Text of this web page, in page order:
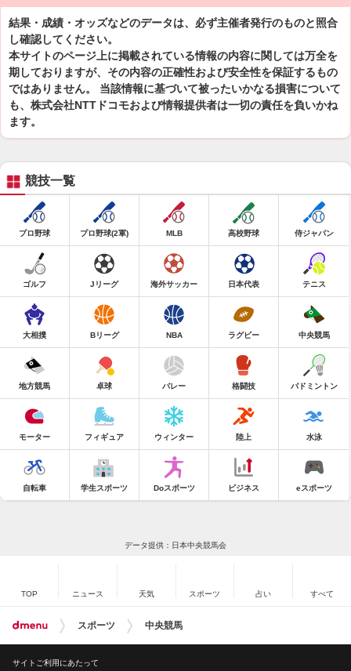
結果・成績・オッズなどのデータは、必ず主催者発行のものと照合
し確認してください。
本サイトのページ上に掲載されている情報の内容に関しては万全を
期しておりますが、その内容の正確性および安全性を保証するもの
ではありません。 当該情報に基づいて被ったいかなる損害について
も、株式会社NTTドコモおよび情報提供者は一切の責任を負いかね
ます。
競技一覧
プロ野球 プロ野球(2軍) MLB 高校野球 侍ジャパン
ゴルフ Jリーグ 海外サッカー 日本代表 テニス
大相撲 Bリーグ NBA ラグビー 中央競馬
地方競馬 卓球 バレー 格闘技 バドミントン
モーター フィギュア ウィンター 陸上 水泳
自転車 学生スポーツ Doスポーツ ビジネス eスポーツ
データ提供：日本中央競馬会
TOP ニュース 天気 スポーツ 占い すべて
スポーツ 中央競馬
サイトご利用にあたって